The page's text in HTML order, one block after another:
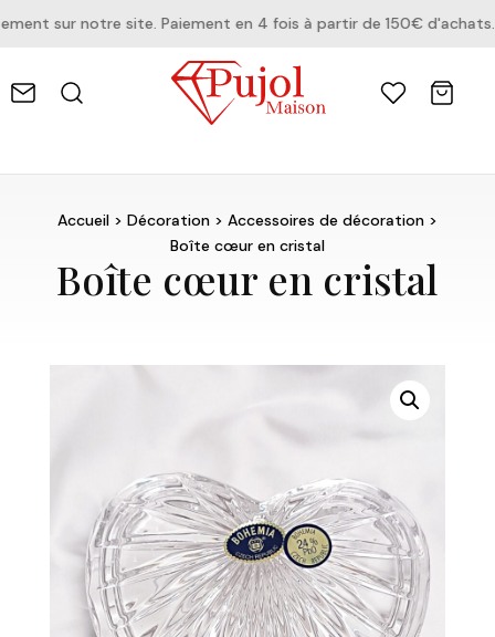
sur notre site. Paiement en 4 fois à partir de 150€ d'achats.
Accueil> Décoration> Accessoires de décoration>
Boîte cœur en cristal
Boîte cœur en cristal